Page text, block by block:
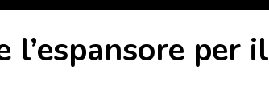
l’espansore per il